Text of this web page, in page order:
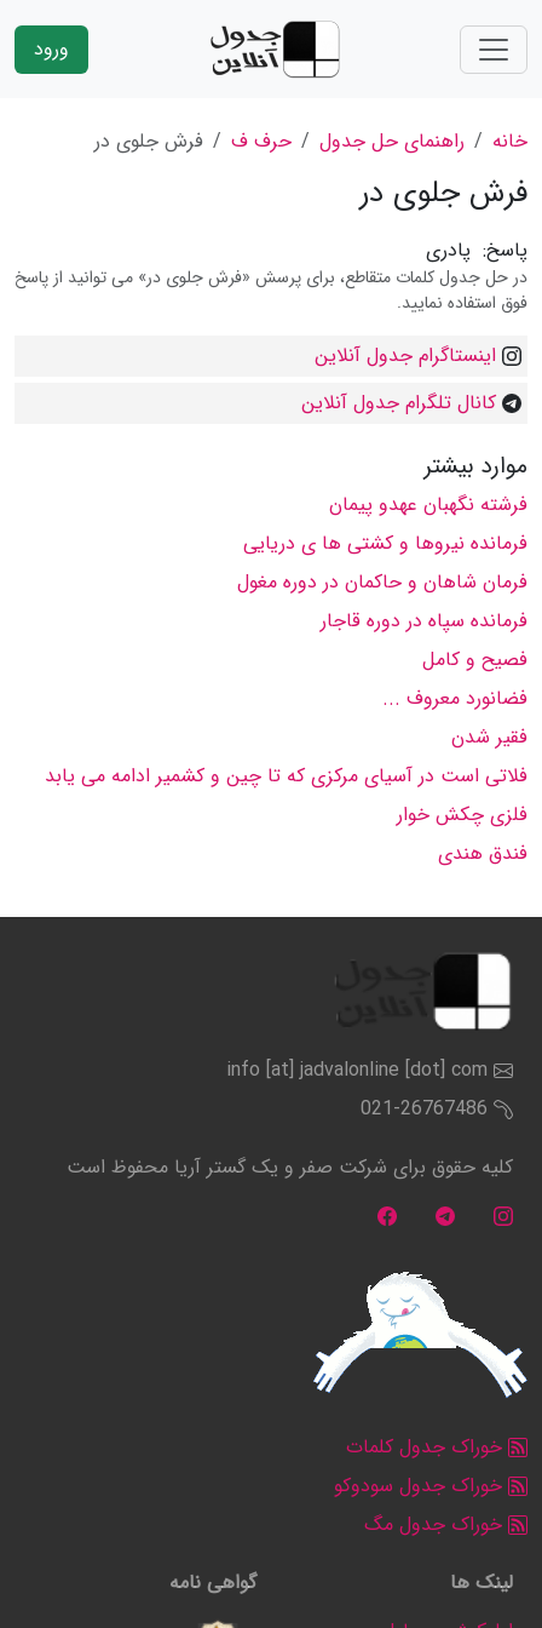
ورود
خانه راهنمای حل جدول حرف ف فرش جلوی در
فرش جلوی در
پاسخ: پادری
در حل جدول کلمات متقاطع، برای پرسش «فرش جلوی در» می توانید از پاسخ
فوق استفاده نمایید.
اینستاگرام جدول آنلاین
کانال تلگرام جدول آنلاین
موارد بیشتر
فرشته نگهبان عهدو پیمان
فرمانده نیروها و کشتی ها ی دریایی
فرمان شاهان و حاکمان در دوره مغول
فرمانده سپاه در دوره قاجار
فصیح و کامل
فضانورد معروف ...
فقیر شدن
فلاتی است در آسیای مرکزی که تا چین و کشمیر ادامه می یابد
فلزی چکش خوار
فندق هندی
info [at] jadvalonline [dot] com
021-26767486
کلیه حقوق برای شرکت صفر و یک گستر آریا محفوظ است
خوراک جدول کلمات
خوراک جدول سودوکو
خوراک جدول مگ
لینک ها
گواهی نامه